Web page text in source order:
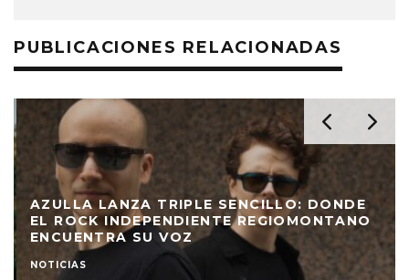
PUBLICACIONES RELACIONADAS
AZULLA LANZA TRIPLE SENCILLO: DONDE
EL ROCK INDEPENDIENTE REGIOMONTANO
ENCUENTRA SU VOZ
NOTICIAS